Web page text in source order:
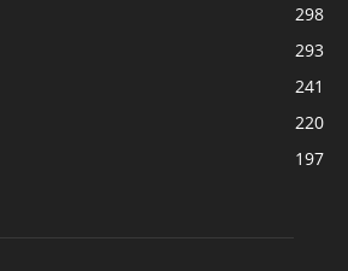
298
293
241
220
197